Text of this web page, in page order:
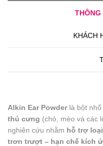
THÔNG
KHÁCH
Alkin Ear Powderlà bột nhổ
thú cưng (chó, mèo và các
nghiên cứu nhằm hỗ trợ
trơn trượt – hạn chế kích